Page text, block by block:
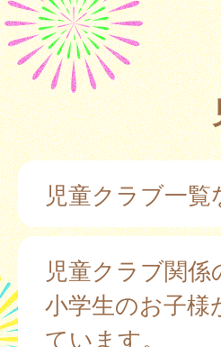
児童クラブ一覧
児童クラブ関
小学生のお子様
ています。